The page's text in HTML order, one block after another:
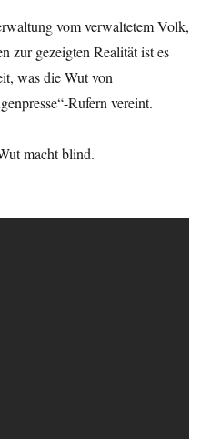
vom verwaltetem Volk,
zur gezeigten Realität ist es
was die Wut von
Rufern vereint.
macht blind.